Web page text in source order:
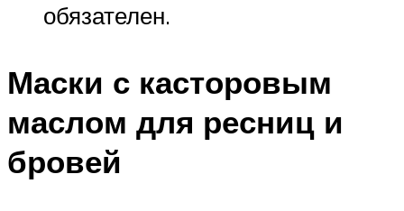
обязателен.
Маски с касторовым
маслом для ресниц и
бровей